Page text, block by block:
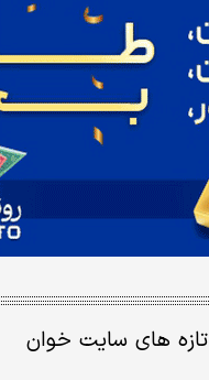
تازه های سایت خوان